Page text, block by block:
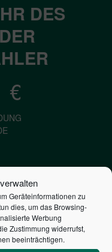
Geräteinformationen zu
dies, um das Browsing-
Werbung
Zustimmung widerrufst,
beeinträchtigen.
DES
€